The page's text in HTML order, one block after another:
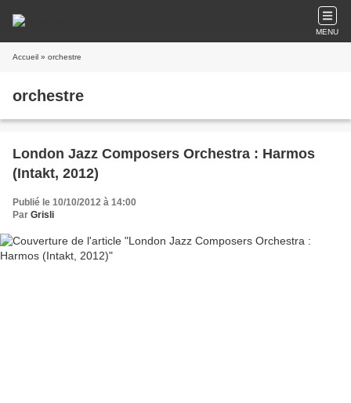
MENU
Accueil » orchestre
orchestre
London Jazz Composers Orchestra : Harmos
(Intakt, 2012)
Publié le 10/10/2012 à 14:00
Par Grisli